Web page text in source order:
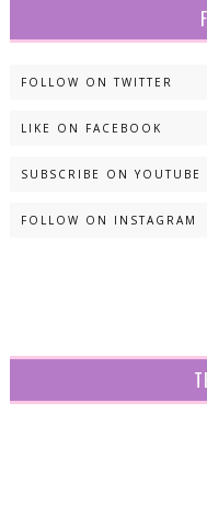
FOLLOW ON TWITTER
LIKE ON FACEBOOK
SUBSCRIBE ON YOUTUBE
FOLLOW ON INSTAGRAM